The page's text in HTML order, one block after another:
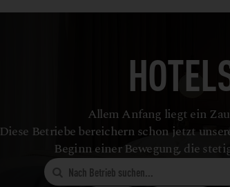
Allem Anfang liegt ein
Diese Betriebe bereichern schon jetzt
Beginn einer Bewegung, die
